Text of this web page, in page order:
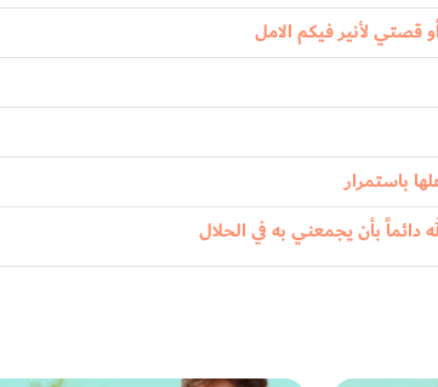
قصتي لأنير فيكم الامل
باستمرار
دائماً بأن يجمعني به في الحلال